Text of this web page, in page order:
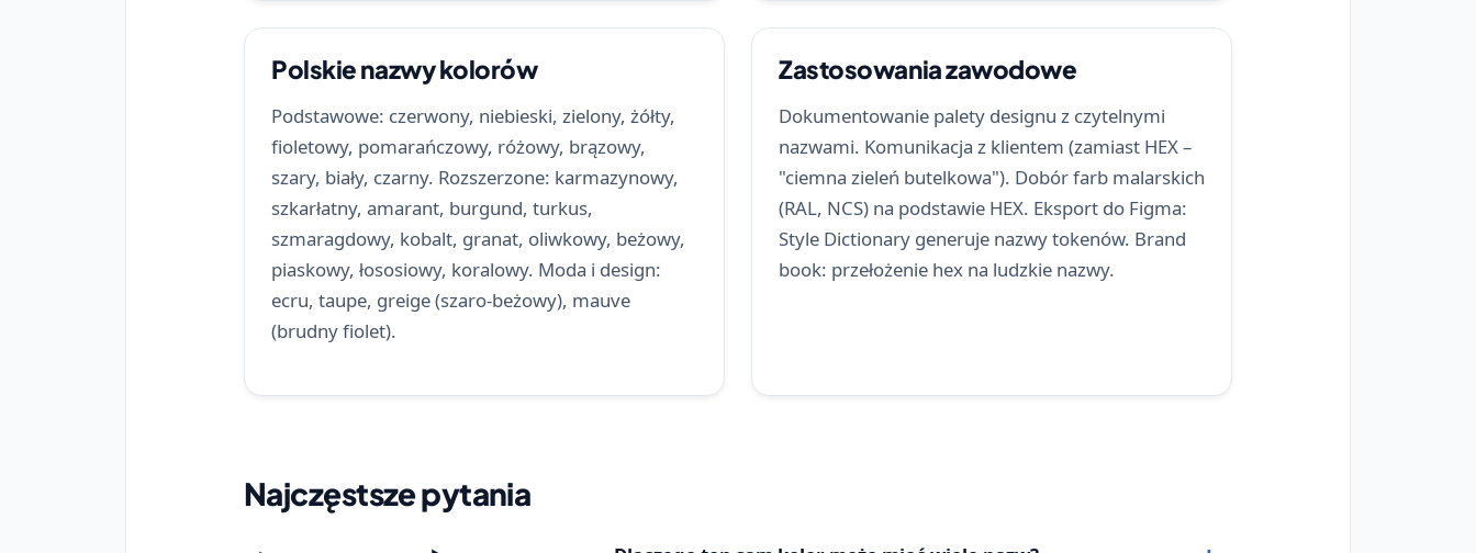
Polskie nazwy kolorów
Podstawowe: czerwony, niebieski, zielony, żółty,
fioletowy, pomarańczowy, różowy, brązowy,
szary, biały, czarny. Rozszerzone: karmazynowy,
szkarłatny, amarant, burgund, turkus,
szmaragdowy, kobalt, granat, oliwkowy, beżowy,
piaskowy, łososiowy, koralowy. Moda i design:
ecru, taupe, greige (szaro-beżowy), mauve
(brudny fiolet).
Zastosowania zawodowe
Dokumentowanie palety designu z czytelnymi
nazwami. Komunikacja z klientem (zamiast HEX –
"ciemna zieleń butelkowa"). Dobór farb malarskich
(RAL, NCS) na podstawie HEX. Eksport do Figma:
Style Dictionary generuje nazwy tokenów. Brand
book: przełożenie hex na ludzkie nazwy.
Najczęstsze pytania